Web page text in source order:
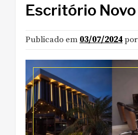
Escritório Novo
Publicado em 03/07/2024por